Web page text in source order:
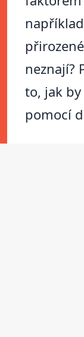
neznají?
to, jak
pomocí